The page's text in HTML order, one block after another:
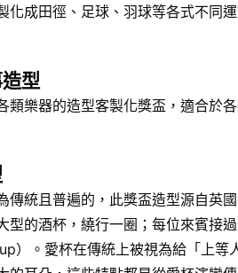
化成田徑、足球、羽球等各式不同
型
類樂器的造型客製化獎盃，適合於
傳統且普遍的，此獎盃造型源自英
型的酒杯，繞行一圈；每位來賓接
）。愛杯在傳統上被視為給「上等